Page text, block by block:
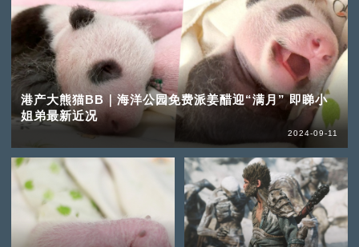
港产大熊猫BB｜海洋公园免费派姜醋迎“满月” 即睇小
姐弟最新近况
2024-09-11